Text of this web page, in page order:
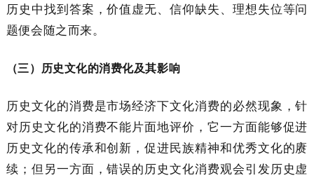
历史中找到答案，价值虚无、信仰缺失、理想失位等问
题便会随之而来。
（三）历史文化的消费化及其影响
历史文化的消费是市场经济下文化消费的必然现象，针
对历史文化的消费不能片面地评价，它一方面能够促进
历史文化的传承和创新，促进民族精神和优秀文化的赓
续；但另一方面，错误的历史文化消费观会引发历史虚